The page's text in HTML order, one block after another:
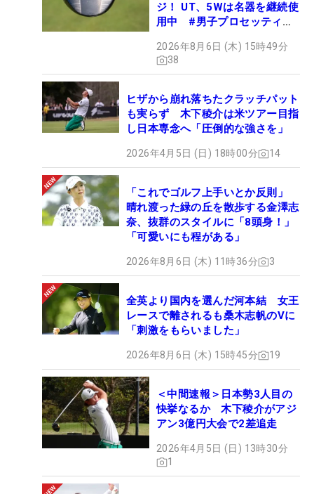
ジ！ UT、5Wは名器を継続使
用中 #男子プロセッティン
2026年8月6日 (木) 15時49分
38
ヒザから崩れ落ちたクラッチパット
も実らず 木下稜介は米ツアー目指
し日本専念へ「圧倒的な強さを」
2026年4月5日 (日) 18時00分 14
「これでゴルフ上手いとか反則」
晴れ渡った緑の丘を散歩する金澤志
奈、抜群のスタイルに「8頭身！」
「可愛いにも程がある」
2026年8月6日 (木) 11時36分 3
全英より国内を選んだ河本結 女王
レースで離されるも桑木志帆のVに
「刺激をもらいました」
2026年8月6日 (木) 15時45分 19
＜中間速報＞日本勢3人目の
快挙なるか 木下稜介がアジ
アン3億円大会で2差追走
2026年4月5日 (日) 13時30分
1